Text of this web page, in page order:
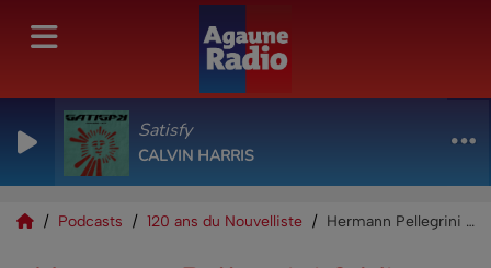
Satisfy
CALVIN HARRIS
Podcasts 120 ans du Nouvelliste Hermann Pellegrini & Vincent Fragnière